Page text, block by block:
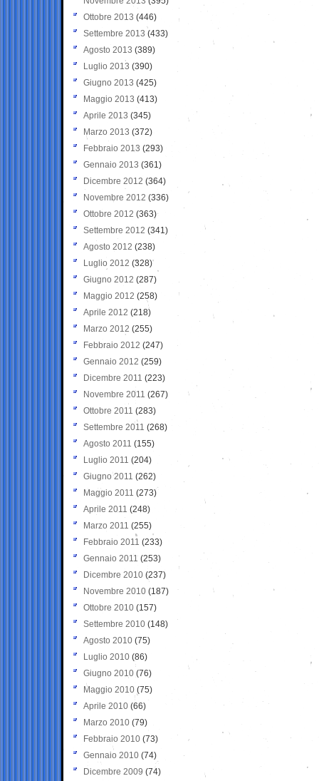
Ottobre 2013 (446)
Settembre 2013 (433)
Agosto 2013 (389)
Luglio 2013 (390)
Giugno 2013 (425)
Maggio 2013 (413)
Aprile 2013 (345)
Marzo 2013 (372)
Febbraio 2013 (293)
Gennaio 2013 (361)
Dicembre 2012 (364)
Novembre 2012 (336)
Ottobre 2012 (363)
Settembre 2012 (341)
Agosto 2012 (238)
Luglio 2012 (328)
Giugno 2012 (287)
Maggio 2012 (258)
Aprile 2012 (218)
Marzo 2012 (255)
Febbraio 2012 (247)
Gennaio 2012 (259)
Dicembre 2011 (223)
Novembre 2011 (267)
Ottobre 2011 (283)
Settembre 2011 (268)
Agosto 2011 (155)
Luglio 2011 (204)
Giugno 2011 (262)
Maggio 2011 (273)
Aprile 2011 (248)
Marzo 2011 (255)
Febbraio 2011 (233)
Gennaio 2011 (253)
Dicembre 2010 (237)
Novembre 2010 (187)
Ottobre 2010 (157)
Settembre 2010 (148)
Agosto 2010 (75)
Luglio 2010 (86)
Giugno 2010 (76)
Maggio 2010 (75)
Aprile 2010 (66)
Marzo 2010 (79)
Febbraio 2010 (73)
Gennaio 2010 (74)
Dicembre 2009 (74)